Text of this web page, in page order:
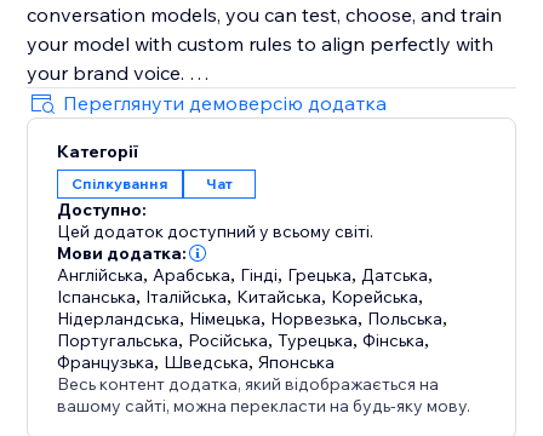
conversation models, you can test, choose, and train
your model with custom rules to align perfectly with
your brand voice.
TeeChats also lets you manage conversations
manually anytime. The AI handles routine chats, and
you can take over instantly to provide personal
support, ensuring efficiency with a human touch.
TeeChats will access your products/plans to provide
best answers to your customers.
Your data is stored in EU-based data centers and
protected by GDPR.
Start free today
Переглянути демоверсію додатка
Категорії
Спілкування Чат
Доступно:
Цей додаток доступний у всьому світі.
Мови додатка:
Англійська, Арабська, Гінді, Грецька, Датська,
Іспанська, Італійська, Китайська, Корейська,
Нідерландська, Німецька, Норвезька, Польська,
Португальська, Російська,Турецька,Фінська,
Французька, Шведська,Японська
Весь контент додатка, який відображається на
вашому сайті, можна перекласти на будь-яку мову.